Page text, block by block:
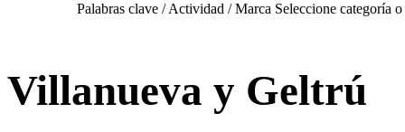
Palabras clave / Actividad / Marca Seleccione categoría
Villanueva y Geltrú